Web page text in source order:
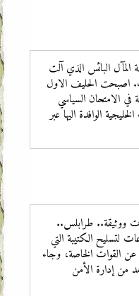
المآل البائس الذي آلت
اصبحت الحليف الاول
في الامتحان السياسي
الوافدة اليها عبر
ووثيقة.. طرابلس..
لتسليح الكتيبة التي
القوات الخاصة، وجاء
من إدارة الأمن